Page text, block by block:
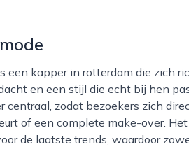
en een stijl die echt bij hen
centraal, zodat bezoekers zich
of een complete make-over.
de laatste trends, waardoor